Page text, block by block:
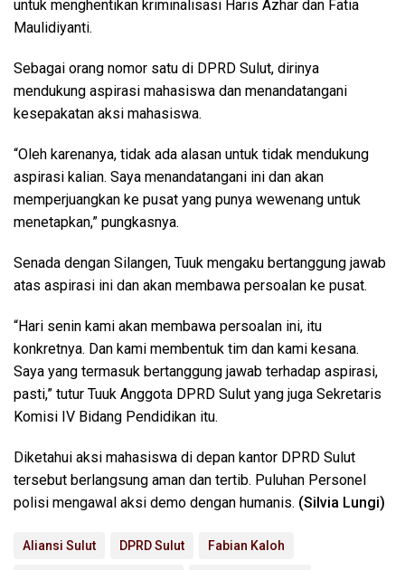
untuk menghentikan kriminalisasi Haris Azhar dan Fatia
Maulidiyanti.
Sebagai orang nomor satu di DPRD Sulut, dirinya
mendukung aspirasi mahasiswa dan menandatangani
kesepakatan aksi mahasiswa.
“Oleh karenanya, tidak ada alasan untuk tidak mendukung
aspirasi kalian. Saya menandatangani ini dan akan
memperjuangkan ke pusat yang punya wewenang untuk
menetapkan,” pungkasnya.
Senada dengan Silangen, Tuuk mengaku bertanggung jawab
atas aspirasi ini dan akan membawa persoalan ke pusat.
“Hari senin kami akan membawa persoalan ini, itu
konkretnya. Dan kami membentuk tim dan kami kesana.
Saya yang termasuk bertanggung jawab terhadap aspirasi,
pasti,” tutur Tuuk Anggota DPRD Sulut yang juga Sekretaris
Komisi IV Bidang Pendidikan itu.
Diketahui aksi mahasiswa di depan kantor DPRD Sulut
tersebut berlangsung aman dan tertib. Puluhan Personel
polisi mengawal aksi demo dengan humanis. (Silvia Lungi)
Aliansi Sulut DPRD Sulut Fabian Kaloh